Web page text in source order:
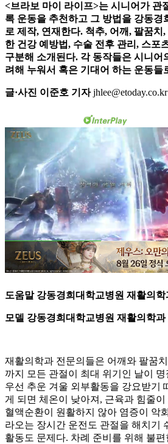
<브라보 마이 라이프>는 시니어가 관
록 운동을 추천하고 그 방법을 강동경
로 제작, 연재한다. 척추, 어깨, 팔꿈치
한 건강 예방법, 수술 전후 관리, 스포
구분해 소개된다. 각 동작들은 시니어
려해 누워서 혹은 기대어 하는 운동들
글·사진 이준호 기자jhlee@etoday.co.kr
도움말 강동경희대학교병원 재활의
모델 강동경희대학교병원 재활의학
재활의학과 전문의들은 어깨와 팔꿈
까지 모든 관절이 최대 위기인 날이
우선 추운 겨울 외부활동을 강요받기
게 되면 체온이 낮아져, 근육과 힘줄
혈액순환이 원활하지 않아 염증이 악
라오는 장시간 운전도 관절을 해치기
활동도 문제다. 차례 준비를 위해 불